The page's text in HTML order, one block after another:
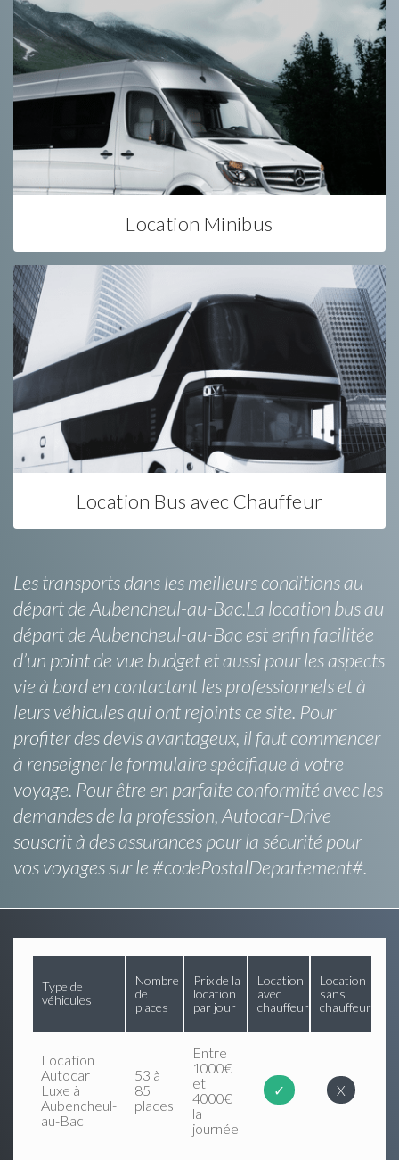
Location Minibus
Location Bus avec Chauffeur
Les transports dans les meilleurs conditions au
départ de Aubencheul-au-Bac.La location bus au
départ de Aubencheul-au-Bac est enfin facilitée
d’un point de vue budget et aussi pour les aspects
vie à bord en contactant les professionnels et à
leurs véhicules qui ont rejoints ce site. Pour
profiter des devis avantageux, il faut commencer
à renseigner le formulaire spécifique à votre
voyage. Pour être en parfaite conformité avec les
demandes de la profession, Autocar-Drive
souscrit à des assurances pour la sécurité pour
vos voyages sur le #codePostalDepartement#.
Type de
véhicules
Nombre
de
places
Prix de la
location
par jour
Location
avec
chauffeur
Location
sans
chauffeur
Location
Autocar
Luxe à
Aubencheul-
au-Bac
53 à
85
places
Entre
1000€
et
4000€
la
journée
✓ X